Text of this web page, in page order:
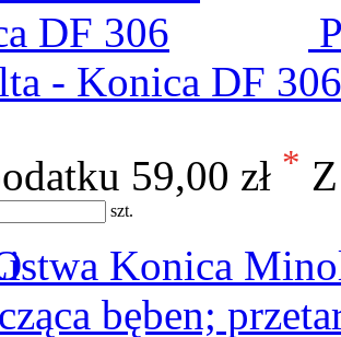
- Konica DF 306
59,00 zł *
szt.
Konica
bęben;